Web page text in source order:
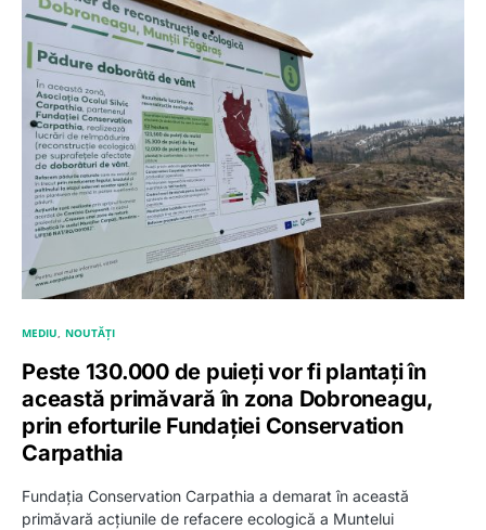
MEDIU NOUTĂȚI
Peste 130.000 de puieți vor fi plantați în
această primăvară în zona Dobroneagu,
prin eforturile Fundației Conservation
Carpathia
Fundația Conservation Carpathia a demarat în această
primăvară acțiunile de refacere ecologică a Muntelui